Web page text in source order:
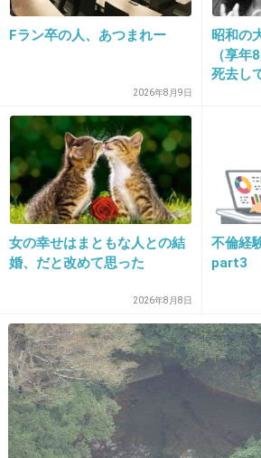
です
+62
2012/12/22(土) 08:20:56
>１２
EAST END×YURIじゃないです
22. 匿名2012/12/22(土) 08:22:56
JUDY AND MARYだね！
初めて聞いたのはめちゃモテ
聞いた！
+101
Fラン卒の人、あつまれー
2026年8月9日
昭和の
（享
死去し
「毒
女の幸せはまともな人との結
婚、だと改めて思った
2026年8月8日
不倫経
part3